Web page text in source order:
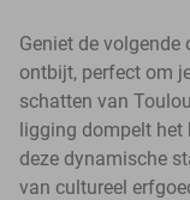
Geniet de volgende
ontbijt, perfect om
schatten van
ligging dompelt het
deze dynamische
van cultureel